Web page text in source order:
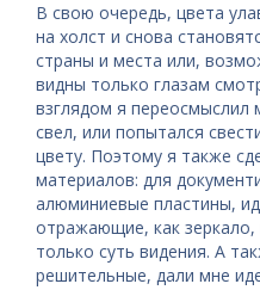
В свою очередь, цвета
на холст и снова
страны и места или,
видны только глазам
взглядом я переосмыслил
свел, или попытался
цвету. Поэтому я также
материалов: для
алюминиевые пластины,
отражающие, как
только суть видения. А
решительные, дали мне